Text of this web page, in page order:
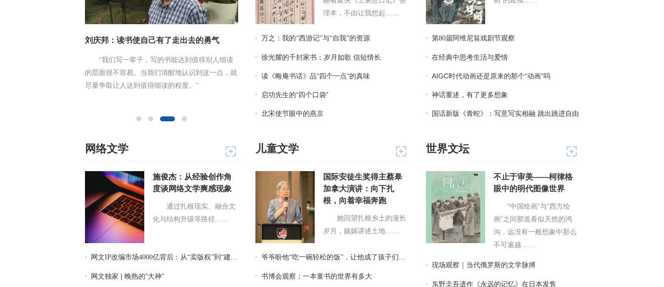
：读书使自己有了走出去的勇气
们写一辈子，写的书能达到值得别人细读
不容易。当我们清醒地认识到这一点，就
让人达到值得细读的程度。”
卢桢、张楚：内外之间话“小城”
“最理想（最幸运）的写作状态就是，‘画师’在
时光长廊里画出时代最真实的样态，哪怕仅仅是一
个角落。”
当类型文学成为一种拯救
海飞、毛尖、李晓博漫谈影视与文学中的谍战
当代小说关键词：对话性、思想力与总体性
翻译总是充满误读，而误读正为作家与作品的
相互阐释、彼此激发提供了可能，此次访谈与对话
程。
理本，不由让我想起……
万之：我的“西游记”与“自我”的资源
徐光耀的千封家书：岁月如歌 信短情长
读《晦庵书话》品“四个一点”的真味
启功先生的“四个口袋”
北宋使节眼中的燕京
第80届阿维尼翁戏剧节观察
在经典中思考生活与爱情
AIGC时代动画还是原来的那个“动画”吗
神话重述，有了更多想象
国话新版《青蛇》：写意写实相融 跳出跳进自由
网络文学
施俊杰：从经验创作角
度谈网络文学爽感现象
通过扎根现实、融合文
化与结构升级等路径……
网文IP改编市场4000亿背后：从“卖版权”到“建生态”
网文独家 | 晚熟的“大神”
儿童文学
国际安徒生奖得主蔡皋
加拿大演讲：向下扎
根，向着幸福奔跑
她回望扎根乡土的漫长
岁月，娓娓讲述土地……
爷爷盼他“吃一碗轻松的饭”，让他成了孩子们的“祁智叔叔”
书博会观察：一本童书的世界有多大
世界文坛
不止于审美——柯律格
眼中的明代图像世界
“中国绘画”与“西方绘
画”之间那道看似天然的鸿
沟，远没有一般想象中那么
不可逾越……
现场观察｜当代俄罗斯的文学脉搏
东野圭吾遗作《永远的记忆》在日本发售